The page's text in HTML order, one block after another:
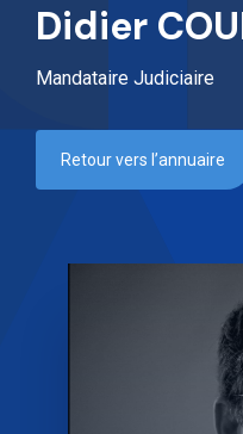
Didier
Mandataire Judiciaire
Retour vers l’annuaire